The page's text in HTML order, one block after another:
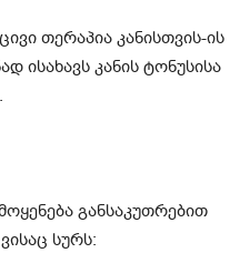
თერაპია კანისთვის-ის
ისახავს კანის ტონუსისა
განსაკუთრებით
სურს: